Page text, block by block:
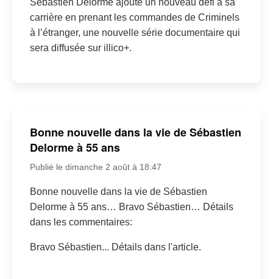
Sébastien Delorme ajoute un nouveau défi à sa
carrière en prenant les commandes de Criminels
à l’étranger, une nouvelle série documentaire qui
sera diffusée sur illico+.
Bonne nouvelle dans la vie de Sébastien
Delorme à 55 ans
Publié le dimanche 2 août à 18:47
Bonne nouvelle dans la vie de Sébastien
Delorme à 55 ans… Bravo Sébastien… Détails
dans les commentaires:
Bravo Sébastien... Détails dans l'article.